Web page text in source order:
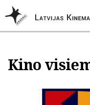
Kino